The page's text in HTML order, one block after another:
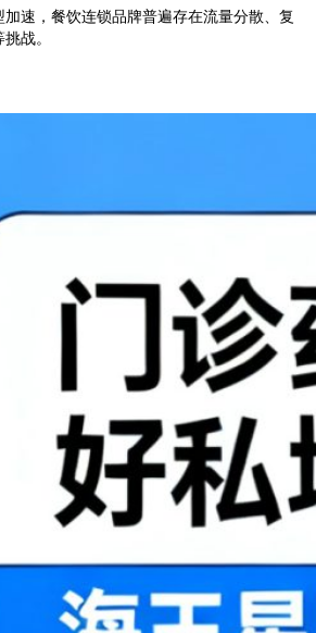
速，餐饮连锁品牌普遍存在流量分散、复
战。